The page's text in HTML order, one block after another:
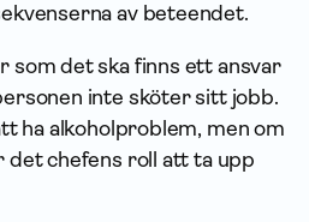
av beteendet.
som det ska finns ett ansvar
inte sköter sitt jobb.
ha alkoholproblem, men om
chefens roll att ta upp